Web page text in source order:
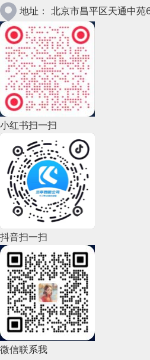
2023年1月(78)
2022年12月(45)
2022年11月(69)
2022年10月(51)
2022年9月(135)
2022年8月(60)
2022年7月(111)
2022年6月(162)
2022年5月(143)
2022年4月(86)
2022年3月(119)
2022年2月(53)
2022年1月(99)
2021年12月(105)
地址： 北京市昌平区天通中苑
小红书扫一扫
抖音扫一扫
微信联系我